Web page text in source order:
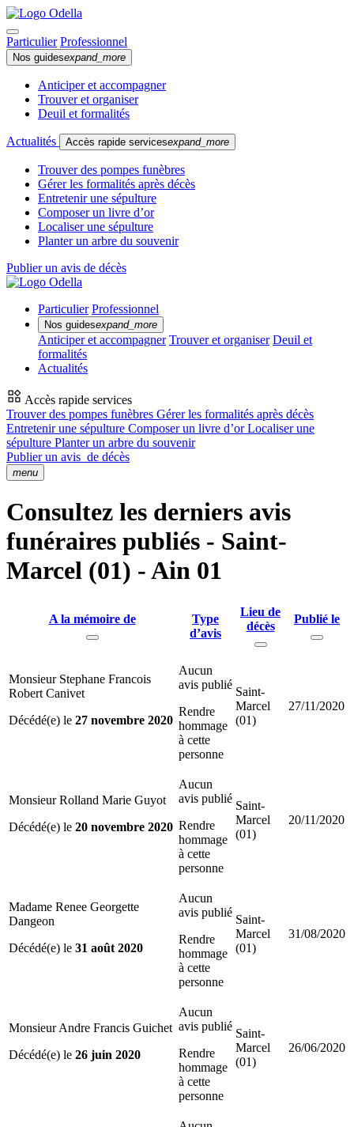
Particulier Professionnel
Nos guidesexpand_more
Anticiper et accompagner
Trouver et organiser
Deuil et formalités
Actualités Accès rapide servicesexpand_more
Trouver des pompes funèbres
Gérer les formalités après décès
Entretenir une sépulture
Composer un livre d’or
Localiser une sépulture
Planter un arbre du souvenir
Publier un avis de décès
Particulier Professionnel
Nos guidesexpand_more
Anticiper et accompagner Trouver et organiser Deuil et
formalités
Actualités
Accès rapide services
Trouver des pompes funèbres Gérer les formalités après décès
Entretenir une sépulture Composer un livre d’orLocaliser une
sépulture Planter un arbre du souvenir
Publier un avis de décès
menu
Consultez les derniers avis
funéraires publiés - Saint-
Marcel (01) - Ain 01
A la mémoire de
Type
d’avis
Lieu de
décès
Publié le
Monsieur Stephane Francois
Robert Canivet
Décédé(e) le 27 novembre 2020
Aucun
avis publié
Rendre
hommage
à cette
personne
Saint-
Marcel
(01)
27/11/2020
Monsieur Rolland Marie Guyot
Décédé(e) le 20 novembre 2020
Aucun
avis publié
Rendre
hommage
à cette
personne
Saint-
Marcel
(01)
20/11/2020
Madame Renee Georgette
Dangeon
Décédé(e) le 31 août 2020
Aucun
avis publié
Rendre
hommage
à cette
personne
Saint-
Marcel
(01)
31/08/2020
Monsieur Andre Francis Guichet
Décédé(e) le 26 juin 2020
Aucun
avis publié
Rendre
hommage
à cette
personne
Saint-
Marcel
(01)
26/06/2020